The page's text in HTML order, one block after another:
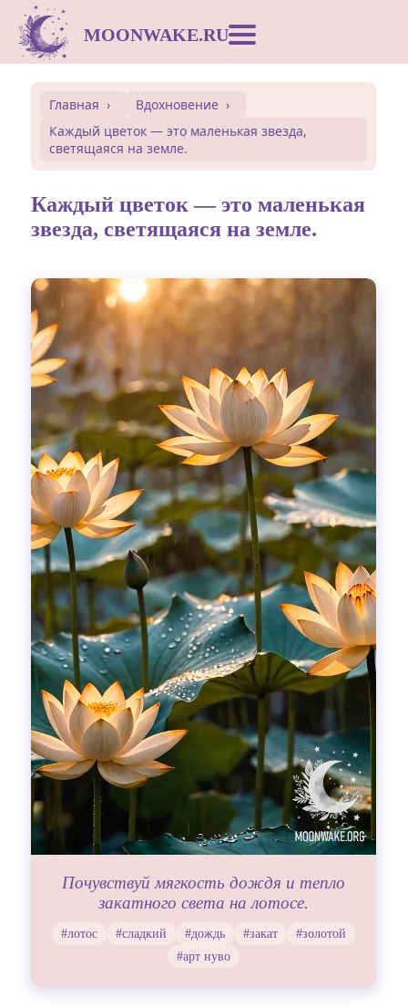
MOONWAKE.RU
Сонник
Открытки
Символы
Вдохновение
Гадания
Красоты!
Fashion
Главная
Вдохновение
Каждый цветок — это маленькая звезда,
светящаяся на земле.
Каждый цветок — это маленькая
звезда, светящаяся на земле.
Выдох
Почувствуй мягкость дождя и тепло
закатного света на лотосе.
#лотос #сладкий #дождь #закат
#золотой
#арт нуво